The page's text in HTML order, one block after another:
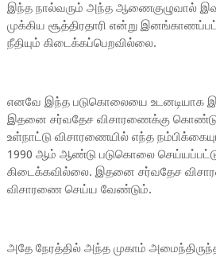
இந்த நால்வரும் அந்த ஆணைகுழுவால்
முக்கிய சூத்திரதாரி என்று
நீதியும் கிடைக்கப்பெறவில்லை.
எனவே இந்த படுகொலையை உடனடியாக
இதனை சர்வதேச விசாரணைக்கு
உள்நாட்டு விசாரணையில் எந்த
1990 ஆம் ஆண்டு படுகொலை
கிடைக்கவில்லை. இதனை சர்வதேச
விசாரணை செய்ய வேண்டும்.
அதே நேரத்தில் அந்த முகாம்